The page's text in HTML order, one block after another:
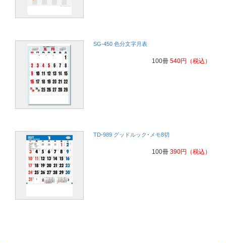
SG-450 色分文字月表
100冊 540円 （税込）
TD-989 グッドルック･メモ8切
100冊 390円 （税込）